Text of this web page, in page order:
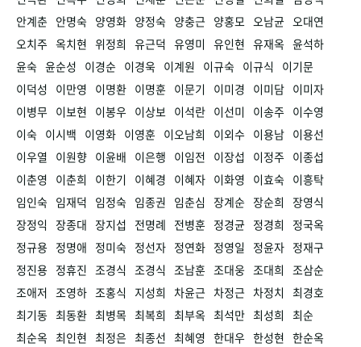
안계춘 안명숙 양영화 양정숙 양충근 양홍모 오남균 오대연
오치주 옥치현 위정희 유근덕 유영미 유인현 유재옥 윤석하
윤숙 윤순성 이경순 이경욱 이계원 이규숙 이규식
이기문
이덕성
이만영 이명환 이명훈 이문기 이미경 이미담 이미자
이병무 이보현 이봉우 이상보 이석란 이선미 이송주 이수영
이숙 이시백 이영화 이영훈 이오남희 이외수 이용남 이용선
이우열
이원향 이윤배 이은행 이임전 이장섭 이정주 이종섭
이춘영
이춘희 이한기 이혜경 이혜자 이화영 이효숙 이흥탁
임인숙 임재덕 임정숙 임종권 임춘심 장계순 장순희 장영식
장정익 장종대 장지섭 전명례 전병훈 정경균 정경희
정국옥
정규용 정명애 정미숙 정선자 정연화 정영일 정윤자 정재구
정진용 정휴진 조경식 조경식 조남훈 조대웅 조대희 조삼순
조애저 조영하 조홍식 지성희 차윤근 차정근 차정치 최경호
최기동 최동환 최병목 최복희 최부옥 최석만 최성희 최순
최순옥 최인현 최정은 최종선 최혜영 한대우 한성현 한순옥